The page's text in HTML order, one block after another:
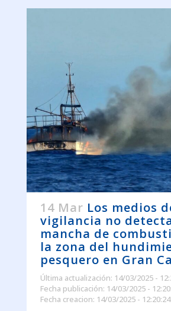
14 Mar Los medios
vigilancia no
mancha de
la zona del
pesquero en Gran
Última actualización: 14/03/2025 -
Fecha publicación: 14/03/2025 -
Fecha creacion: 14/03/2025 - 12:20:24